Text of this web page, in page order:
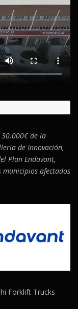
de la
de Innovación,
Plan Endavant,
afectados
Forklift Trucks